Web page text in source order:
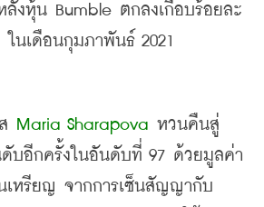
ลังหุ้น Bumble ตกลงเกือบร้อยละ
ในเดือนกุมภาพันธ์ 2021
Maria Sharapova หวนคืนสู่
บอีกครั้งในอันดับที่ 97 ด้วยมูลค่า
เหรียญ จากการเซ็นสัญญากับ